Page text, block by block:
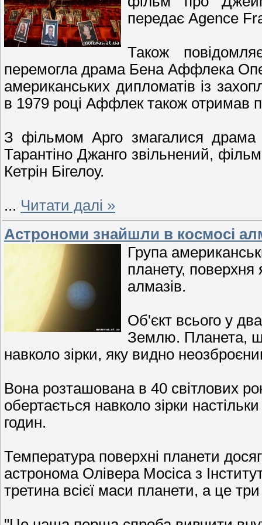
передає Agence
Також
перемогла драма Бена Аффлека
американських дипломатів із
в 1979 році Аффлек також отримав
З фільмом Арго змагалися драма
Тарантіно Джанго звільнений,
Кетрін Бігелоу.
... Читати далі »
Астрономи знайшли в космосі
Група
планету, поверхня
алмазів.
Об'єкт всього у
Землю. Планета,
навколо зірки, яку видно
Вона розташована в 40 світлових
обертається навколо зірки
годин.
Температура поверхні планети
астронома Олівера Мосіса з
третина всієї маси планети, а це